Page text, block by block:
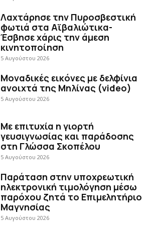
Λαχτάρησε την Πυροσβεστική
φωτιά στα Αϊβαλιώτικα-
Έσβησε χάρις την άμεση
κινητοποίηση
5 Αυγούστου 2026
Μοναδικές εικόνες με δελφίνια
ανοιχτά της Μηλίνας (video)
5 Αυγούστου 2026
Με επιτυχία η γιορτή
γευσιγνωσίας και παράδοσης
στη Γλώσσα Σκοπέλου
5 Αυγούστου 2026
Παράταση στην υποχρεωτική
ηλεκτρονική τιμολόγηση μέσω
παρόχου ζητά το Επιμελητήριο
Μαγνησίας
5 Αυγούστου 2026